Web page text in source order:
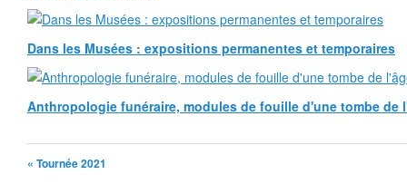
Dans les Musées : expositions permanentes et temporaires
Anthropologie funéraire, modules de fouille d'une tombe de
« Tournée 2021